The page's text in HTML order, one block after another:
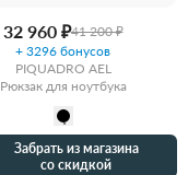
32 960 ₽41 200 ₽
+ 3296 бонусов
PIQUADRO AEL
Рюкзак для ноутбука
Забрать из магазина
со скидкой